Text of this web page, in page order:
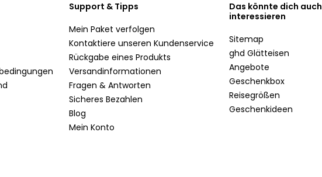
Support & Tipps
Mein Paket verfolgen
Kontaktiere unseren Kundenservice
Rückgabe eines Produkts
Versandinformationen
Fragen & Antworten
Sicheres Bezahlen
Blog
Mein Konto
Das könnte dich auch
interessieren
Sitemap
ghd Glätteisen
Angebote
Geschenkbox
Reisegrößen
Geschenkideen